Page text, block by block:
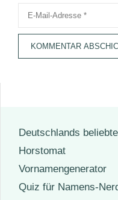
Adresse
Deutschlands
Horstomat
Vornamengenerator
Quiz für Namens-